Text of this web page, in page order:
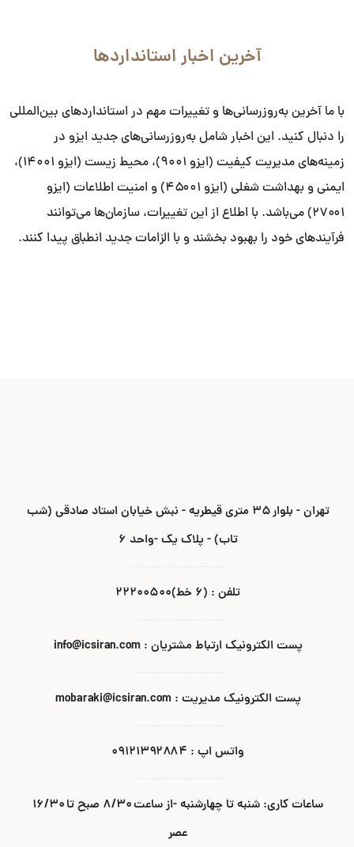
آخرین اخبار استانداردها
با ما آخرین به‌روزرسانی‌ها و تغییرات مهم در استانداردهای بین‌المللی
را دنبال کنید. این اخبار شامل به‌روزرسانی‌های جدید ایزو در
زمینه‌های مدیریت کیفیت (ایزو ۹۰۰۱)، محیط زیست (ایزو ۱۴۰۰۱)،
ایمنی و بهداشت شغلی (ایزو ۴۵۰۰۱) و امنیت اطلاعات (ایزو
۲۷۰۰۱) می‌باشد. با اطلاع از این تغییرات، سازمان‌ها می‌توانند
فرآیندهای خود را بهبود بخشند و با الزامات جدید انطباق پیدا کنند.
تهران - بلوار ۳۵ متری قیطریه - نبش خیابان استاد صادقی (شب
تاب) - پلاک یک -واحد ۶
تلفن : (۶ خط)۲۲۲۰۰۵۰۰
پست الکترونیک ارتباط مشتریان : info@icsiran.com
پست الکترونیک مدیریت : mobaraki@icsiran.com
واتس اپ : ۰۹۱۲۱۳۹۲۸۸۴
ساعات کاری: شنبه تا چهارشنبه -از ساعت ۸/۳۰ صبح تا ۱۶/۳۰
عصر